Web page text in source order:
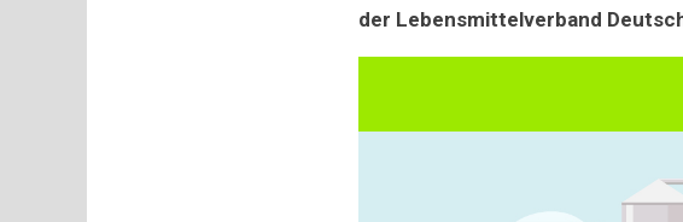
der Lebensmittelverband